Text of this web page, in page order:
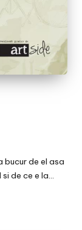
de el asa
de ce e la…